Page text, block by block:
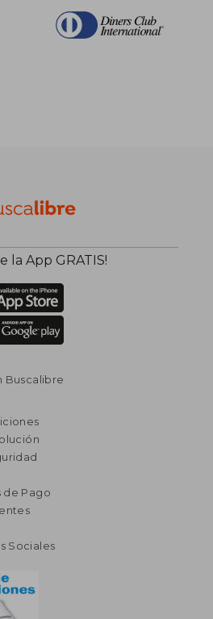
la App GRATIS!
Buscalibre
de Pago
Sociales